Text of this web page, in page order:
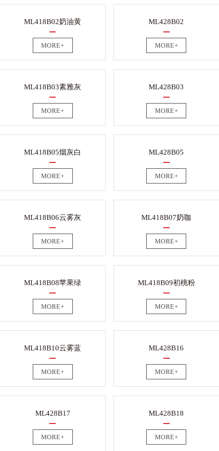
ML418B02奶油黄
MORE+
ML428B02
MORE+
ML418B03素雅灰
MORE+
ML428B03
MORE+
ML418B05烟灰白
MORE+
ML428B05
MORE+
ML418B06云雾灰
MORE+
ML418B07奶咖
MORE+
ML418B08苹果绿
MORE+
ML418B09初桃粉
MORE+
ML418B10云雾蓝
MORE+
ML428B16
MORE+
ML428B17
MORE+
ML428B18
MORE+